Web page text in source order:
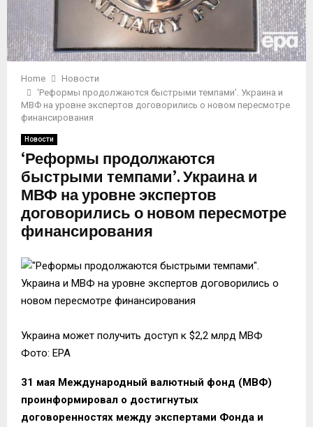
Home
Новости
‘Реформы продолжаются быстрыми темпами’. Украина и
МВФ на уровне экспертов договорились о новом пересмотре
финансирования
Новости
‘Реформы продолжаются
быстрыми темпами’. Украина и
МВФ на уровне экспертов
договорились о новом пересмотре
финансирования
Украина может получить доступ к $2,2 млрд МВФ
Фото: ЕРА
31 мая Международный валютный фонд (МВФ)
проинформировал о достигнутых
договоренностях между экспертами Фонда и